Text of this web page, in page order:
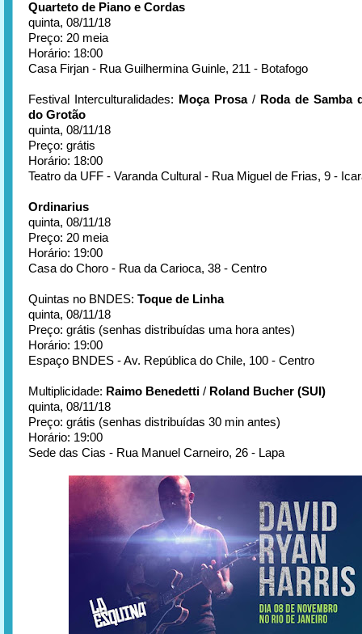
Quarteto de Piano e Cordas
quinta, 08/11/18
Preço: 20 meia
Horário: 18:00
Casa Firjan - Rua Guilhermina Guinle, 211 - Botafogo
Festival Interculturalidades: Moça Prosa / Roda de Samba
do Grotão
quinta, 08/11/18
Preço: grátis
Horário: 18:00
Teatro da UFF - Varanda Cultural - Rua Miguel de Frias, 9 -
Ordinarius
quinta, 08/11/18
Preço: 20 meia
Horário: 19:00
Casa do Choro - Rua da Carioca, 38 - Centro
Quintas no BNDES: Toque de Linha
quinta, 08/11/18
Preço: grátis (senhas distribuídas uma hora antes)
Horário: 19:00
Espaço BNDES - Av. República do Chile, 100 - Centro
Multiplicidade: Raimo Benedetti / Roland Bucher (SUI)
quinta, 08/11/18
Preço: grátis (senhas distribuídas 30 min antes)
Horário: 19:00
Sede das Cias - Rua Manuel Carneiro, 26 - Lapa